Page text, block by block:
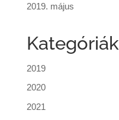
2019. május
Kategóriák
2019
2020
2021